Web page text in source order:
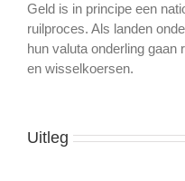
Geld is in principe een
ruilproces. Als landen
hun valuta onderling gaan
en wisselkoersen.
Uitleg